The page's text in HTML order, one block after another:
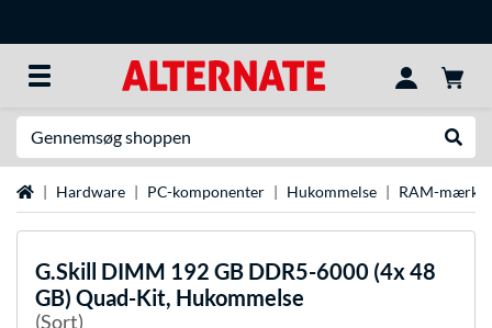
StartsideHardware PC-komponenter Hukommelse RAM-mærker
G.Skill DIMM 192 GB DDR5-6000 (4x 48
GB) Quad-Kit, Hukommelse
(Sort)